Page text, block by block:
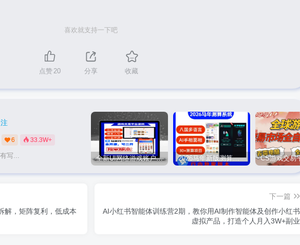
喜欢就支持一下吧
点赞20 分享 收藏
6 33.3W+
写... 全新UI网络游戏账户交易平台系统 全开源版本 2026马年新版测算系统源码
解，矩阵复利，低成本
下一篇
AI小红书智能体训练营2期，教你用AI制作智能体及创作小红书
虚拟产品，打造个人月入3W+副业